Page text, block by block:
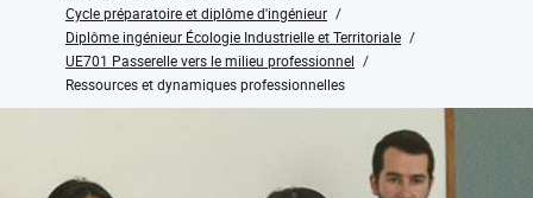
Cycle préparatoire et diplôme d'ingénieur
Diplôme ingénieur Écologie Industrielle et Territoriale
UE701 Passerelle vers le milieu professionnel
Ressources et dynamiques professionnelles